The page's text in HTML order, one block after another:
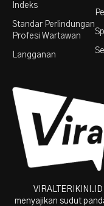
Indeks
Standar Perlindungan
Profesi Wartawan
Langganan
menyajikan sudut